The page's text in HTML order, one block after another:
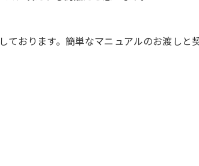
ております。簡単なマニュアルのお渡しと